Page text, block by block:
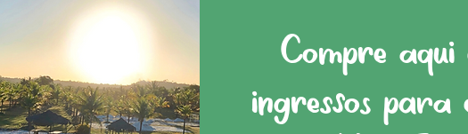
Compre aqui
ingressos